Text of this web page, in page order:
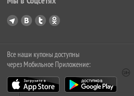
Все наши купоны доступны
через Мобильное Приложение: